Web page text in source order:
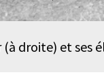
droite) et ses